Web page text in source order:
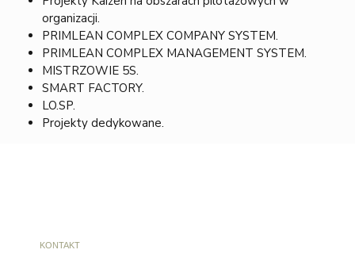
organizacji.
PRIMLEAN COMPLEX COMPANY SYSTEM.
PRIMLEAN COMPLEX MANAGEMENT SYSTEM.
MISTRZOWIE 5S.
SMART FACTORY.
LO.SP.
Projekty dedykowane.
KONTAKT